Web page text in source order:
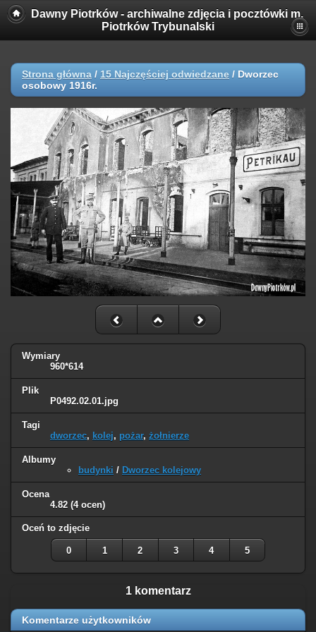
Dawny Piotrków - archiwalne zdjęcia i pocztówki m.
Piotrków Trybunalski
Strona główna / 15 Najczęściej odwiedzane / Dworzec
osobowy 1916r.
Wymiary
960*614
Plik
P0492.02.01.jpg
Tagi
dworzec, kolej, pożar, żołnierze
Albumy
budynki / Dworzec kolejowy
Ocena
4.82 (4 ocen)
Oceń to zdjęcie
0 1 2 3 4 5
1 komentarz
Komentarze użytkowników